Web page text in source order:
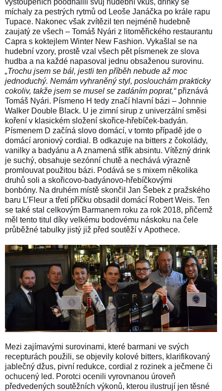
vystoupeních poodhalili svůj hudební vkus, drinky se
míchaly za pestrých rytmů od Leoše Janáčka po krále rapu
Tupace. Nakonec však zvítězil ten nejméně hudebně
zaujatý ze všech – Tomáš Nyári z litoměřického restaurantu
Capra s koktejlem Winter New Fashion. Vykašlal se na
hudební vzory, prostě vzal všech pět písmenek ze slova
hudba a na každé napasoval jednu obsaženou surovinu.
„Trochu jsem se bál, jestli ten příběh nebude až moc
jednoduchý. Nemám vyhraněný styl, poslouchám prakticky
cokoliv, takže jsem se musel se zadáním poprat,“přiznává
Tomáš Nyári. Písmeno H tedy značí hlavní bázi – Johnnie
Walker Double Black. U je zimní sirup z univerzální směsi
koření v klasickém složení skořice-hřebíček-badyán.
Písmenem D začíná slovo domácí, v tomto případě jde o
domácí aroniový cordial. B odkazuje na bitters z čokolády,
vanilky a badyánu a A znamená střik absintu. Vítězný drink
je suchý, obsahuje sezónní chutě a nechává výrazně
promlouvat použitou bázi. Podává se s mixem několika
druhů soli a skořicovo-badyánovo-hřebíčkovými
bonbóny. Na druhém místě skončil Jan Šebek z pražského
baru L’Fleur a třetí příčku obsadil domácí Robert Weis. Ten
se také stal celkovým Barmanem roku za rok 2018, přičemž
měl tento titul díky velkému bodovému náskoku na čele
průběžné tabulky jistý již před soutěží v Apothece.
Mezi zajímavými surovinami, které barmani ve svých
recepturách použili, se objevily kolové bitters, klarifikovaný
jablečný džus, pivní redukce, cordial z rozinek a ječmene či
ochucený led. Porotci ocenili vyrovnanou úroveň
předvedených soutěžních výkonů, kterou ilustrují jen těsné